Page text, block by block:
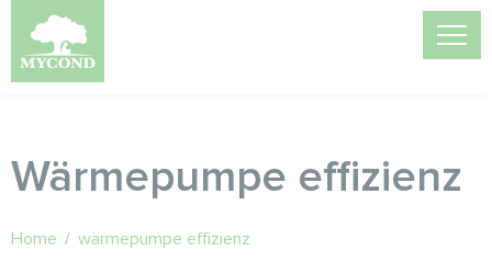
Wärmepumpe effizienz
Home / wärmepumpe effizienz